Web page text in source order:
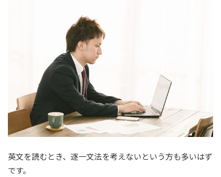
英文を読むとき、逐一文法を考えないという方も多いはず
です。